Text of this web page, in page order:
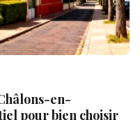
en-
pour bien choisir